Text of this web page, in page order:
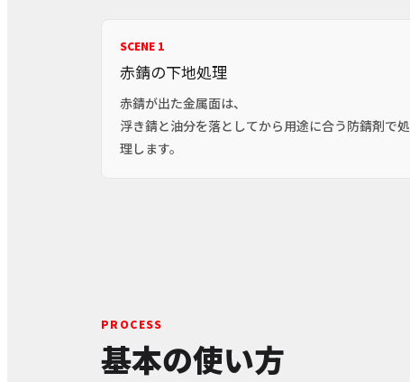
SCENE 1
赤錆の下地処理
赤錆が出た金属面は、
浮き錆と油分を落としてから用途に合う防錆剤で処
理します。
PROCESS
基本の使い方